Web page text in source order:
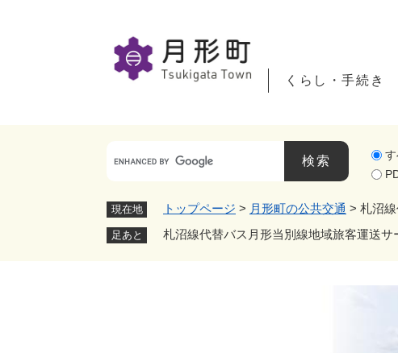
くらし・手続き
現在地 トップページ > 月形町の公共交通 > 札沼
足あと 札沼線代替バス月形当別線地域旅客運送